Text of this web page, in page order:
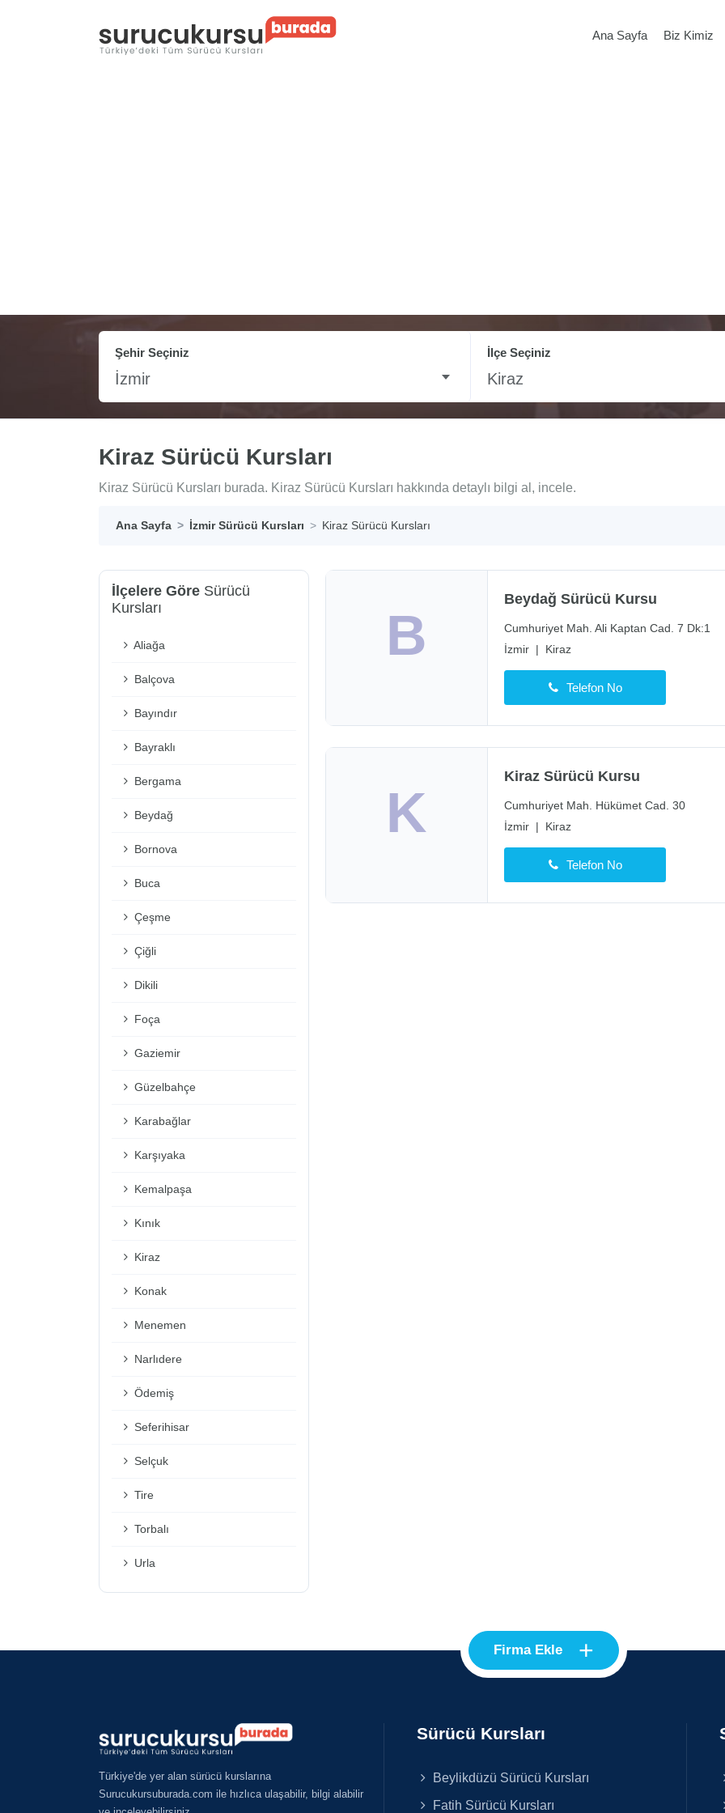
Ana Sayfa Biz Kimiz
Şehir Seçiniz
İzmir
İlçe Seçiniz
Kiraz
Kiraz Sürücü Kursları
Kiraz Sürücü Kursları burada. Kiraz Sürücü Kursları hakkında detaylı bilgi al, incele.
Ana Sayfa İzmir Sürücü Kursları Kiraz Sürücü Kursları
İlçelere Göre Sürücü
Kursları
Aliağa
Balçova
Bayındır
Bayraklı
Bergama
Beydağ
Bornova
Buca
Çeşme
Çiğli
Dikili
Foça
Gaziemir
Güzelbahçe
Karabağlar
Karşıyaka
Kemalpaşa
Kınık
Kiraz
Konak
Menemen
Narlıdere
Ödemiş
Seferihisar
Selçuk
Tire
Torbalı
Urla
B
Beydağ Sürücü Kursu
Cumhuriyet Mah. Ali Kaptan Cad. 7 Dk:1
İzmir | Kiraz
Telefon No
K
Kiraz Sürücü Kursu
Cumhuriyet Mah. Hükümet Cad. 30
İzmir | Kiraz
Telefon No
Firma Ekle +
Türkiye'de yer alan sürücü kurslarına
Surucukursuburada.com ile hızlıca ulaşabilir, bilgi alabilir
Sürücü Kursları
Beylikdüzü Sürücü Kursları
Fatih Sürücü Kursları